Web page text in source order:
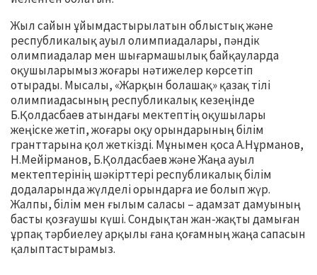
Жыл сайын ұйымдастырылатын облыстық және
республикалық ауыл олимпиадалары, пәндік
олимпиадалар мен шығармашылық байқауларда
оқушыларымыз жоғары нәтижелер көрсетіп
отырады. Мысалы, «Жарқын болашақ» қазақ тілі
олимпиадасының республикалық кезеңінде
Б.Қолдасбаев атындағы мектептің оқушылары
жеңіске жетіп, жоғары оқу орындарының білім
гранттарына қол жеткізді. Мұнымен қоса А.Нұрманов,
Н.Мейірманов, Б.Қолдасбаев және Жаңа ауыл
мектептерінің шәкірттері республикалық білім
додаларында жүлделі орындарға ие болып жүр.
Жалпы, білім мен ғылым саласы – адамзат дамуының
басты қозғаушы күші. Сондықтан жан-жақты дамыған
ұрпақ тәрбиелеу арқылы ғана қоғамның жаңа сапасын
қалыптастырамыз.